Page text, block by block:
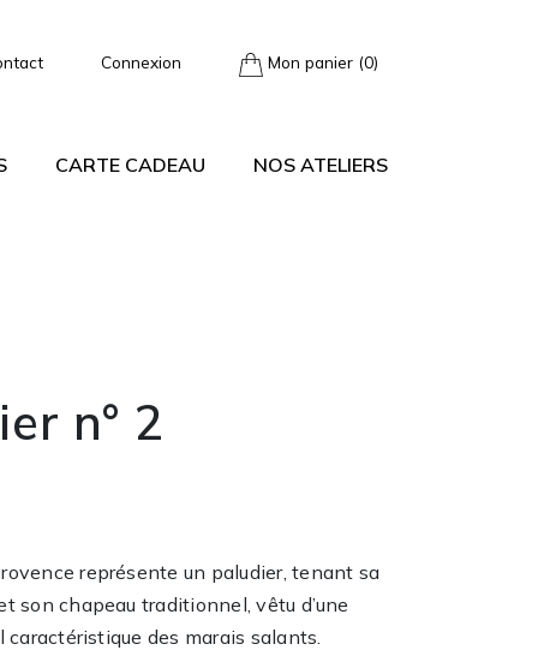
Connexion Mon panier (0)
CARTE CADEAU NOS ATELIERS
n° 2
représente un paludier, tenant sa
son chapeau traditionnel, vêtu d’une
caractéristique des marais salants.